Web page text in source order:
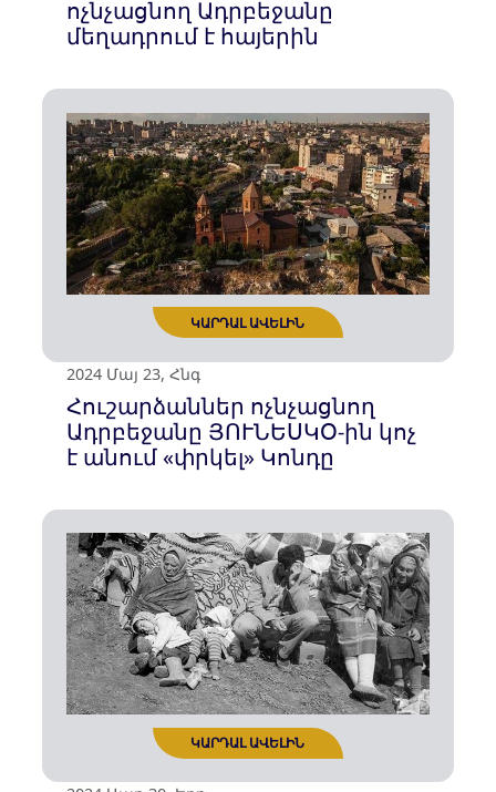
ԿԱՐԴԱԼ ԱՎԵԼԻՆ
2024 Հուլ 31, Չրք
Ադրբեջանի կողմից հայկական
ժառանգության
«աղվանացման»
քաղաքականությունը
Վատիկանի
պաշտոնաթերթում
2024 Հուն 03, Երկ
Լեհաստանը՝ ադրբեջանական
կեղծ քարոզչության
հերթական «հանգրվան»